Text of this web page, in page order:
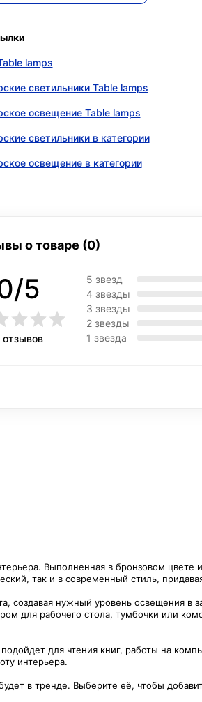
lamps
светильники Table lamps
освещение Table lamps
светильники в категории
освещение в категории
о товаре (0)
5
отзывов
5 звезд
4 звезды
3 звезды
2 звезды
1 звезда
Выполненная в бронзовом цвете
так и в современный стиль,
создавая нужный уровень освещения в
для рабочего стола, тумбочки или
для чтения книг, работы на
интерьера.
в тренде. Выберите её, чтобы